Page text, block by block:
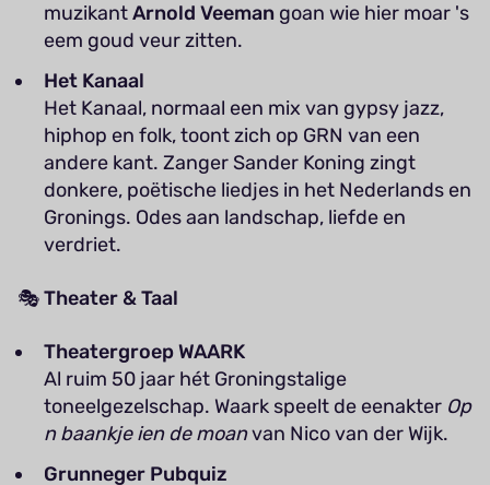
muzikantArnold Veeman goan wie hier moar 's
eem goud veur zitten.
Het Kanaal
Het Kanaal, normaal een mix van gypsy jazz,
hiphop en folk, toont zich op GRN van een
andere kant. Zanger Sander Koning zingt
donkere, poëtische liedjes in het Nederlands en
Gronings. Odes aan landschap, liefde en
verdriet.
🎭Theater & Taal
Theatergroep WAARK
Al ruim 50 jaar hét Groningstalige
toneelgezelschap. Waark speelt de eenakter Op
n baankje ien de moanvan Nico van der Wijk.
Grunneger Pubquiz